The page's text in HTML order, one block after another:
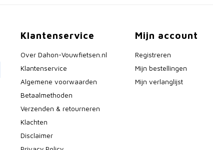
Klantenservice
Over Dahon-Vouwfietsen.nl
Klantenservice
Algemene voorwaarden
Betaalmethoden
Verzenden & retourneren
Klachten
Disclaimer
Mijn account
Registreren
Mijn bestellingen
Mijn verlanglijst